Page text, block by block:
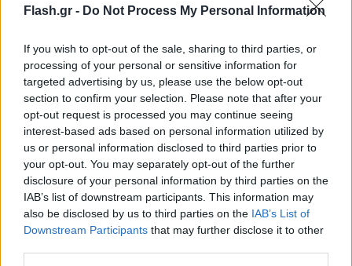
Flash.gr - Do Not Process My Personal Information
If you wish to opt-out of the sale, sharing to third parties, or
processing of your personal or sensitive information for
targeted advertising by us, please use the below opt-out
section to confirm your selection. Please note that after your
opt-out request is processed you may continue seeing
interest-based ads based on personal information utilized by
us or personal information disclosed to third parties prior to
your opt-out. You may separately opt-out of the further
disclosure of your personal information by third parties on the
IAB’s list of downstream participants. This information may
also be disclosed by us to third parties on the IAB’s List of
Downstream Participants that may further disclose it to other
Η βλάβη εντοπίζεται σε μια γραμμή Μέσης Τάσης
που τροφοδοτεί τμήμα της Παλλήνης και της
Πεντέλης.
Χωρίς προβλήματα λειτουργεί εξάλλου το δίκτυο
Υψηλής Τάσης του ΑΔΜΗΕ.